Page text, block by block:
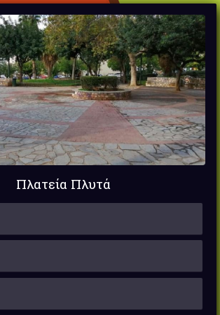
Πλατεία Πλυτά